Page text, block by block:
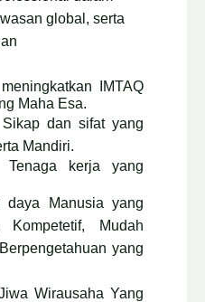
global, serta
IMTAQ
Maha Esa.
Sikap dan sifat yang
Mandiri.
Tenaga kerja yang
daya Manusia yang
Kompetetif, Mudah
yang
Wirausaha Yang